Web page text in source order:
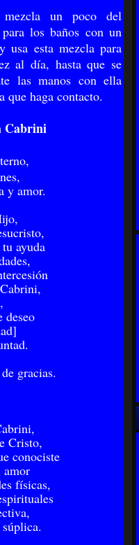
un poco del
los baños con un
usa esta mezcla para
al día, hasta que se
las manos con ella
que haga contacto.
Cabrini
y amor.
ayuda
deseo
gracias.
Cristo,
conociste
amor
físicas,